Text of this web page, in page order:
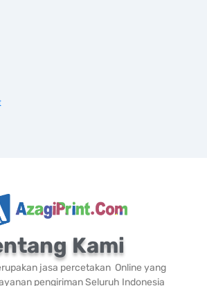
Kami
jasa percetakan Online yang
pengiriman Seluruh Indonesia